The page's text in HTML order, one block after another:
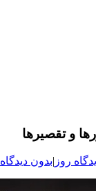
و تقصیرها
روز |بدون دیدگاه